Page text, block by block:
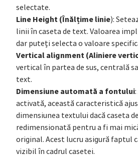
selectate.
Line Height (Înălțime linie):
linii în caseta de text. Valoarea
dar puteți selecta o valoare
Vertical alignment (Aliniere
vertical în partea de sus, centrală
text.
Dimensiune automată a fontului
activată, această caracteristică
dimensiunea textului dacă caseta
redimensionată pentru a fi mai
original. Acest lucru asigură faptul
vizibil în cadrul casetei.